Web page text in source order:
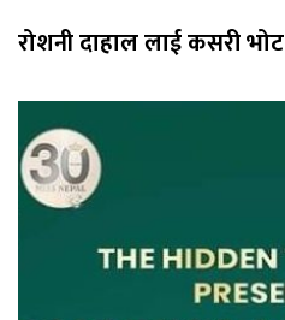
रोशनी दाहाल लाई कसरी